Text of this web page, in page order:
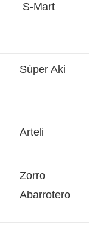
S-Mart
Súper Aki
Arteli
Zorro
Abarrotero